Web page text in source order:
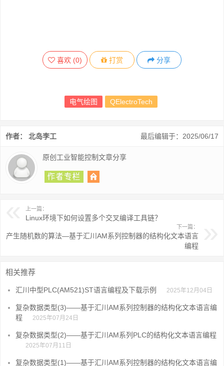
喜欢 (0) 打赏 分享
电气绘图 QElectroTech
最后编辑于：2025/06/17
作者： 北岛李工
原创工业智能控制文章分享
上一篇：
Linux环境下如何设置多个交叉编译工具链？
下一篇：
产生随机数的算法—基于汇川AM系列控制器的结构化文本语言
编程
相关推荐
汇川中型PLC(AM521)ST语言编程及下载示例 2025年12月04日
复杂数据类型(3)——基于汇川AM系列控制器的结构化文本语言编
程
2025年07月24日
复杂数据类型(2)——基于汇川AM系列PLC的结构化文本语言编程
2025年07月11日
复杂数据类型(1)——基于汇川AM系列控制器的结构化文本语言编